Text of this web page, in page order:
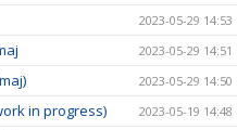
2023-05-29 14:53
2023-05-29 14:51
2023-05-29 14:50
in progress) 2023-05-19 14:48